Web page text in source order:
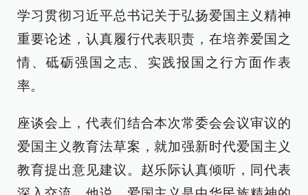
学习贯彻习近平总书记关于弘扬爱国主义精神
重要论述，认真履行代表职责，在培养爱国之
情、砥砺强国之志、实践报国之行方面作表
率。
座谈会上，代表们结合本次常委会会议审议的
爱国主义教育法草案，就加强新时代爱国主义
教育提出意见建议。赵乐际认真倾听，同代表